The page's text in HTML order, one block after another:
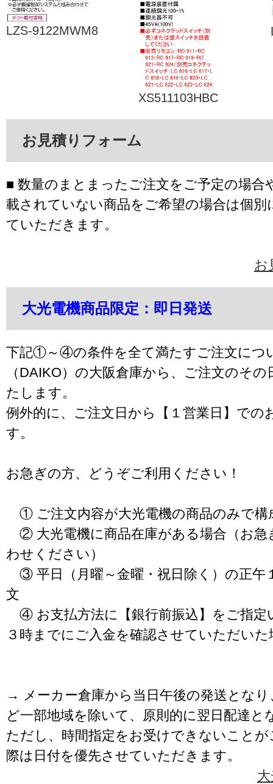
LZS-9122MWM8
XS511103HBC
お見積りフォーム
■ 数量のまとまったご注文をご予定の場合
載されていない商品をご希望の場合は個別
ていただきます。
お
大光電機商品限定：即日発送
下記①～④の条件を全て満たすご注文につ
（DAIKO）の大阪倉庫から、ご注文のそ
たします。
例外的に、ご注文日から【１営業日】での
す。
お急ぎの方、どうぞご利用ください！
① ご注文内容が大光電機の商品のみで構
② 大光電機に商品在庫がある場合（お急
わせください）
③ 平日（月曜～金曜・祝日除く）の正午
文
④ お支払方法に【銀行前振込】をご指定
３時までにご入金を確認させていただいた
→ メーカー倉庫から当日午後の発送となり
ど一部地域を除いて、原則的に翌日配達と
ただし、時間指定をお受けできないこと
際は日付を優先させていただきます。